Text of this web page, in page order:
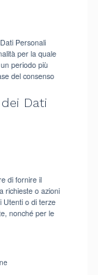
Personali
per la quale
periodo più
del consenso
Dati
di fornire il
richieste o azioni
Utenti o di terze
nonché per le